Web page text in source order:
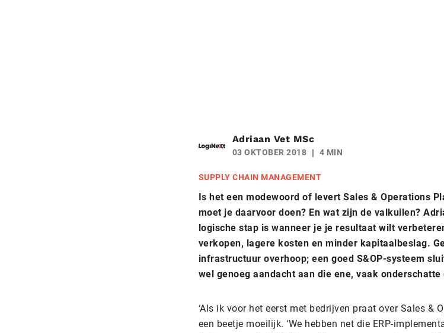
Adriaan Vet MSc
03 OKTOBER 2018 4 MIN
SUPPLY CHAIN MANAGEMENT
Is het een modewoord of levert Sales & Operations
moet je daarvoor doen? En wat zijn de valkuilen?
logische stap is wanneer je je resultaat wilt
verkopen, lagere kosten en minder kapitaalbeslag.
infrastructuur overhoop; een goed S&OP-systeem
wel genoeg aandacht aan die ene, vaak
‘Als ik voor het eerst met bedrijven praat over Sales &
een beetje moeilijk. ‘We hebben net die ERP-